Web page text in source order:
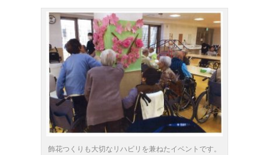
飾花つくりも大切なリハビリを兼ねたイベントです。